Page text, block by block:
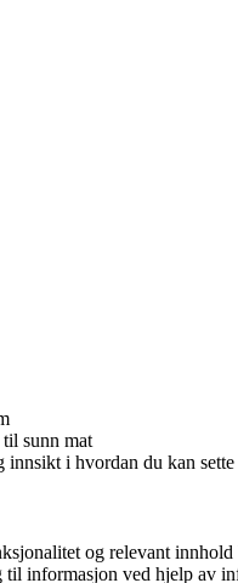
sunn mat
innsikt i hvordan du kan
og relevant
informasjon ved hjelp av